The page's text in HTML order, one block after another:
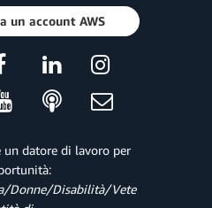
un account AWS
un datore di lavoro per
Donne/Disabilità/Vete